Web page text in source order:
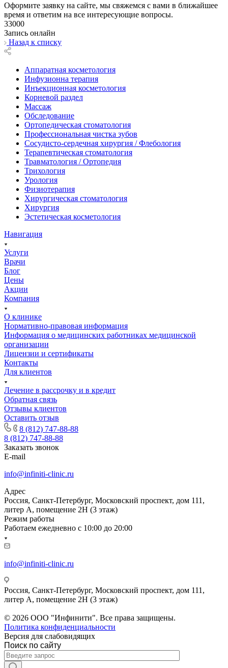
Оформите заявку на сайте, мы свяжемся с вами в ближайшее
время и ответим на все интересующие вопросы.
33000
Запись онлайн
Назад к списку
Аппаратная косметология
Инфузионна терапия
Инъекционная косметология
Корневой раздел
Массаж
Обследование
Ортопедическая стоматология
Профессиональная чистка зубов
Сосудисто-сердечная хирургия / Флебология
Терапевтическая стоматология
Травматология / Ортопедия
Трихология
Урология
Физиотерапия
Хирургическая стоматология
Хирургия
Эстетическая косметология
Навигация
Услуги
Врачи
Блог
Цены
Акции
Компания
О клинике
Нормативно-правовая информация
Информация о медицинских работниках медицинской
организации
Лицензии и сертификаты
Контакты
Для клиентов
Лечение в рассрочку и в кредит
Обратная связь
Отзывы клиентов
Оставить отзыв
8 (812) 747-88-88
8 (812) 747-88-88
Заказать звонок
E-mail
info@infiniti-clinic.ru
Адрес
Россия, Санкт-Петербург, Московский проспект, дом 111,
литер А, помещение 2Н (3 этаж)
Режим работы
Работаем ежедневно с 10:00 до 20:00
info@infiniti-clinic.ru
Россия, Санкт-Петербург, Московский проспект, дом 111,
литер А, помещение 2Н (3 этаж)
© 2026 ООО "Инфинити". Все права защищены.
Политика конфиденциальности
Версия для слабовидящих
Поиск по сайту